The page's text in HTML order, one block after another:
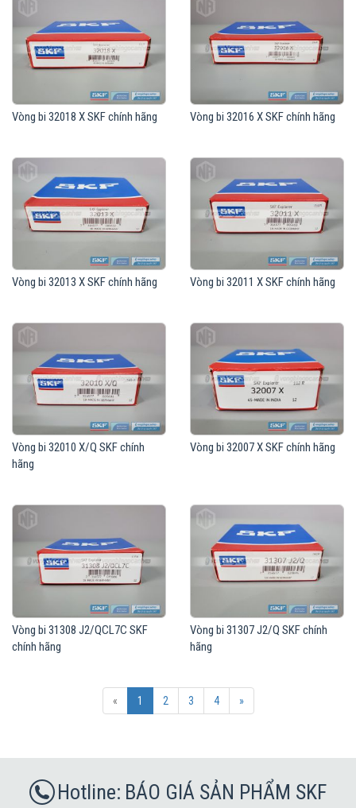
Vòng bi 32018 X SKF chính hãng Vòng bi 32016 X SKF chính hãng
Vòng bi 32013 X SKF chính hãng Vòng bi 32011 X SKF chính hãng
Vòng bi 32010 X/Q SKF chính
hãng
Vòng bi 32007 X SKF chính hãng
Vòng bi 31308 J2/QCL7C SKF
chính hãng
Vòng bi 31307 J2/Q SKF chính
hãng
« 1 2 3 4 »
BÁO GIÁ SẢN PHẨM SKF